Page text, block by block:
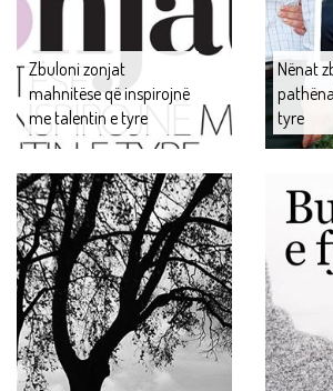
Zbuloni zonjat
mahnitëse që inspirojnë
me talentin e tyre
Nënat
tyre